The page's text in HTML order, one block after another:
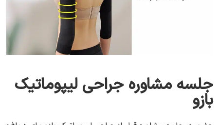
جلسه مشاوره جراحی لیپوماتیک
بازو